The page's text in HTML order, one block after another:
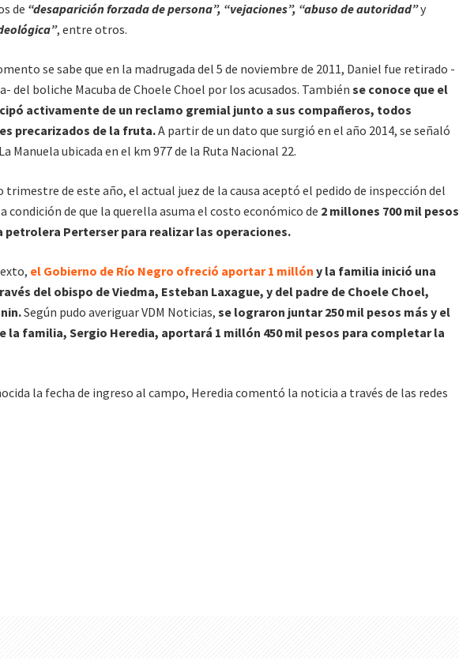
de “desaparición forzada de persona”, “vejaciones”, “abuso de autoridad”y
, entre otros.
se sabe que en la madrugada del 5 de noviembre de 2011, Daniel fue retirado -
del boliche Macuba de Choele Choel por los acusados. También se conoce que el
activamente de un reclamo gremial junto a sus compañeros, todos
precarizados de la fruta.A partir de un dato que surgió en el año 2014, se señaló
Manuela ubicada en el km 977 de la Ruta Nacional 22.
trimestre de este año, el actual juez de la causa aceptó el pedido de inspección del
condición de que la querella asuma el costo económico de 2 millones 700 mil pesos
petrolera Perterser para realizar las operaciones.
el Gobierno de Río Negro ofreció aportar 1 millón y la familia inició una
del obispo de Viedma, Esteban Laxague, y del padre de Choele Choel,
Según pudo averiguar VDM Noticias, se lograron juntar 250 mil pesos más y el
la familia, Sergio Heredia, aportará 1 millón 450 mil pesos para completar la
la fecha de ingreso al campo, Heredia comentó la noticia a través de las redes